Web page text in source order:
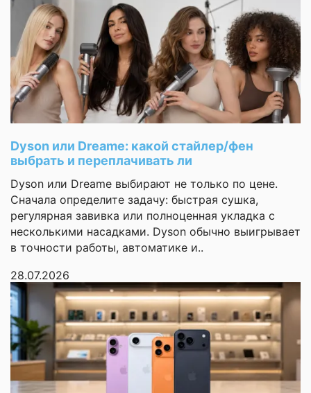
Звонки
управление и
разговор
Возможность
говорить по часам
Поддержка SIM-
карты
Материал корпуса
металл
(алюминий)
Материал ремешка
силикон
Функции
Спортивные
профили
силовые
кардио
тренировки,
ходьба,
гребля, йога,
бег,
велоспорт,
плавание,
сноубординг,
считают шаги,
отслеживают
тренировки, приходят
уведомления. Дизайн
красивый, экран яркий,
даже на солнце видно.
Понравилось, что
множество ремешков —
под любой стиль.
Доставка пришла
быстро, упаковано
хорошо. Единственное,
что немного
раздражает — это
батарея. При активном
использовании с
включаным экраном и
постоянным
измерением пульса
хватает примерно на
полтора дня. То есть
заряжать приходится
Dyson или Dreame: какой стайлер/фен
выбрать и переплачивать ли
Dyson или Dreame выбирают не только по цене.
Сначала определите задачу: быстрая сушка,
регулярная завивка или полноценная укладка с
несколькими насадками. Dyson обычно выигрывает
в точности работы, автоматике и..
28.07.2026